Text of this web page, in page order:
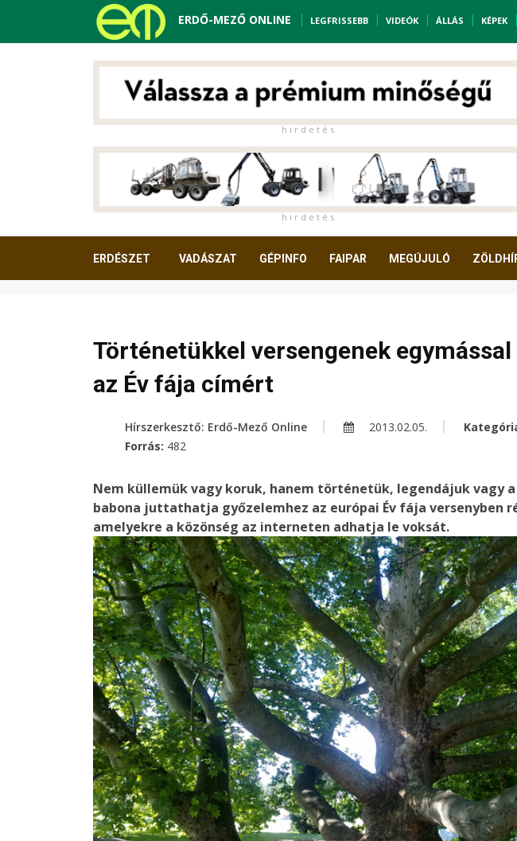
ERDŐ-MEZŐ ONLINE LEGFRISSEBB VIDEÓK ÁLLÁS KÉPEK
h i r d e t é s
h i r d e t é s
ERDÉSZET VADÁSZAT GÉPINFO FAIPAR MEGÚJULÓ
Történetükkel versengenek
az Év fája címért
Hírszerkesztő: Erdő-Mező Online 2013.02.05.
Forrás: 482
Nem küllemük vagy koruk, hanem történetük, legendájuk vagy
babona juttathatja győzelemhez az európai Év fája versenyben
amelyekre a közönség az interneten adhatja le voksát.